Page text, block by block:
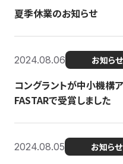
夏季休業のお知らせ
2024.08.06 お知らせ
コングラントが中小機構
FASTARで受賞しました
2024.08.05 お知らせ